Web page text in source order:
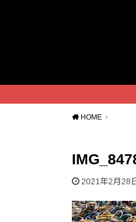
HOME
2021年2月28